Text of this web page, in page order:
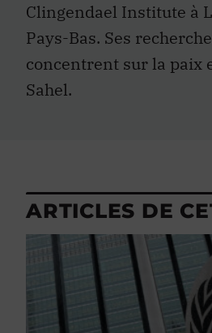
Clingendael Institute à
Pays-Bas. Ses
concentrent sur la paix
Sahel.
ARTICLES DE